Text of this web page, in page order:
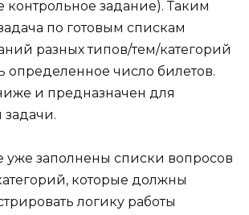
контрольное задание). Таким
по готовым спискам
разных типов/тем/категорий
определенное число билетов.
и предназначен для
заполнены списки вопросов
которые должны
логику работы